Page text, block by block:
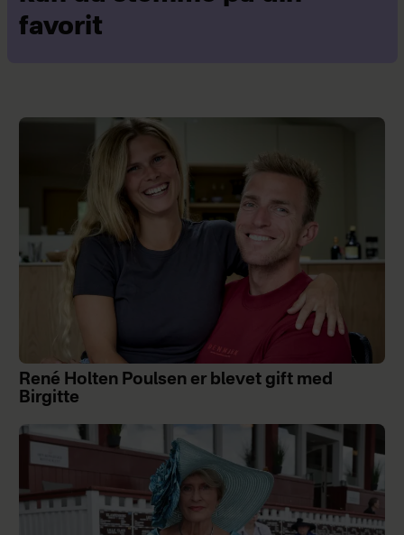
favorit
René Holten Poulsen er blevet gift med
Birgitte